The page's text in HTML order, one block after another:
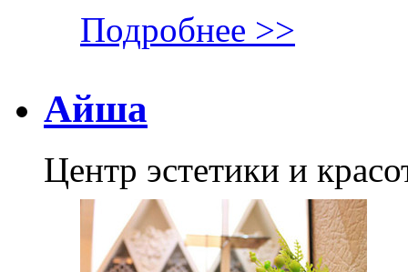
Подробнее >>
Айша
Центр эстетики и